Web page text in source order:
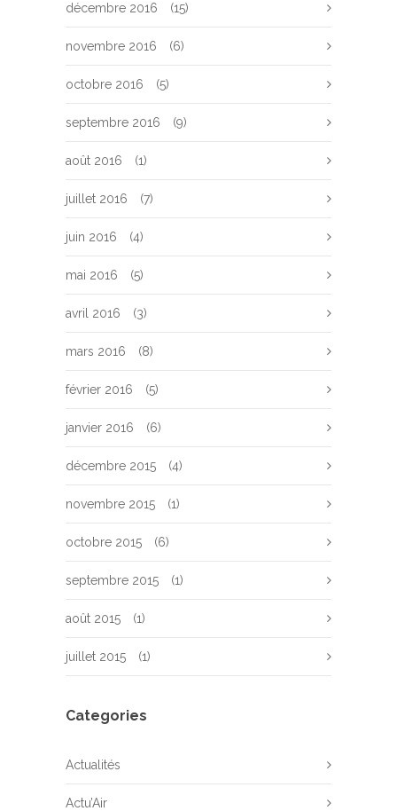
décembre 2016 (15)
novembre 2016 (6)
octobre 2016 (5)
septembre 2016 (9)
août 2016 (1)
juillet 2016 (7)
juin 2016 (4)
mai 2016 (5)
avril 2016 (3)
mars 2016 (8)
février 2016 (5)
janvier 2016 (6)
décembre 2015 (4)
novembre 2015 (1)
octobre 2015 (6)
septembre 2015 (1)
août 2015 (1)
juillet 2015 (1)
Categories
Actualités
Actu’Air